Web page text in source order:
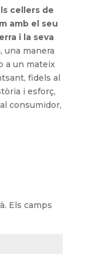
cellers de
amb el seu
i la seva
una manera
a un mateix
fidels al
i esforç,
consumidor,
Els camps